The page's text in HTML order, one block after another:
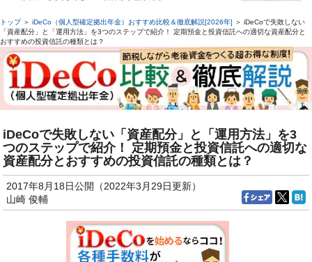
トップ＞ iDeCo（個人型確定拠出年金）おすすめ比較＆徹底解説[2026年] ＞ iDeCoで失敗しない
「資産配分」と「運用方法」を3つのステップで紹介！ 定期預金と投資信託への適切な資産配分と
おすすめの投資信託の種類とは？
iDeCoで失敗しない「資産配分」と「運用方法」を3
つのステップで紹介！ 定期預金と投資信託への適切な
資産配分とおすすめの投資信託の種類とは？
2017年8月18日公開（2022年3月29日更新）
山崎 俊輔